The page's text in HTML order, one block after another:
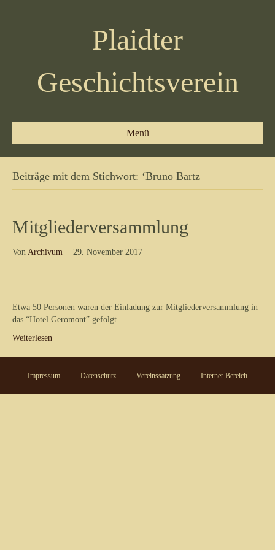
Plaidter
Geschichtsverein
Menü
Beiträge mit dem Stichwort: ‘Bruno Bartz̵
Mitgliederversammlung
Von Archivum 29. November 2017
Etwa 50 Personen waren der Einladung zur Mitgliederversammlung in
das “Hotel Geromont” gefolgt.
Weiterlesen
Impressum Datenschutz Vereinssatzung Interner Bereich